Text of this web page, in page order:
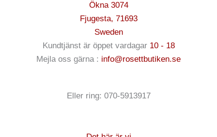
produktsidan
Ökna 3074
Fjugesta, 71693
Sweden
Kundtjänst är öppet vardagar 10 - 18
Mejla oss gärna : info@rosettbutiken.se
Eller ring: 070-5913917